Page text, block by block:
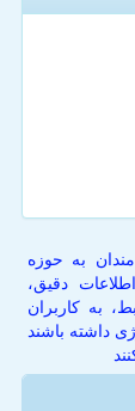
به حوزه
دقیق،
به کاربران
داشته باشند